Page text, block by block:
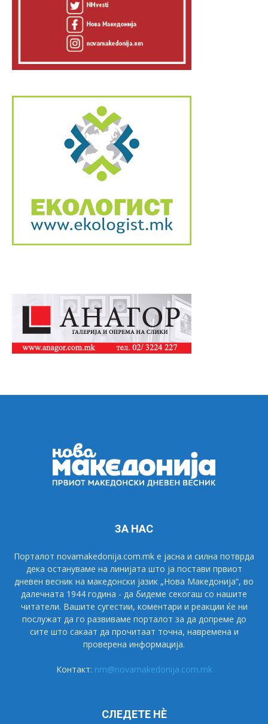
ЗА НАС
Порталот novamakedonija.com.mk е јасна и силна потврда
дека остануваме на линијата што ја постави првиот
дневен весник на македонски јазик „Нова Македонија“, во
далечната 1944 година - да бидеме секогаш со нашите
читатели. Вашите сугестии, коментари и реакции ќе ни
послужат да го развиваме порталот за да допреме до
сите што сакаат да прочитаат точна, навремена и
проверена информација.
Контакт: nm@novamakedonija.com.mk
СЛЕДЕТЕ НÈ